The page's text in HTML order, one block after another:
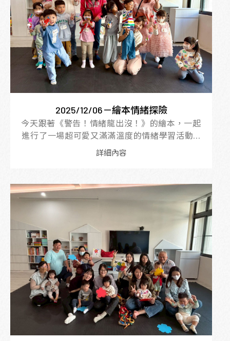
2025/12/06－繪本情緒探險
今天跟著《警告！情緒龍出沒！》的繪本，一起
進行了一場超可愛又滿滿溫度的情緒學習活動...
詳細內容